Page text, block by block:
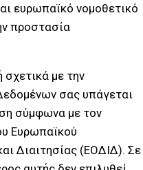
ευρωπαϊκό νομοθετικό
προστασία
με την
σας υπάγεται
σύμφωνα με τον
Ευρωπαϊκού
Διαιτησίας (ΕΟΔΙΔ). Σε